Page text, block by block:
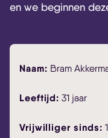
en we beginnen
Naam: Bram
Leeftijd: 31 jaar
Vrijwilliger sinds: